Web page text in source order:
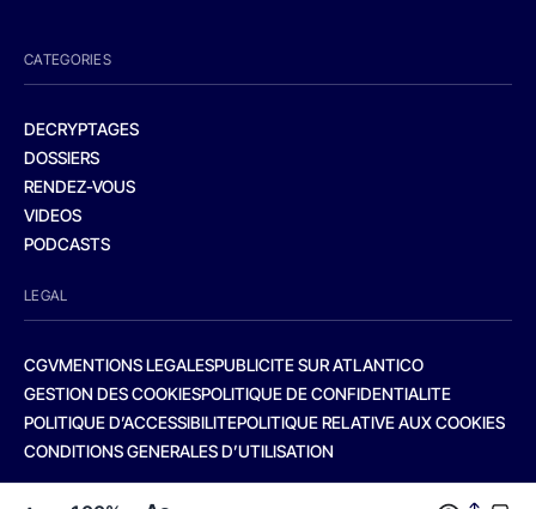
CATEGORIES
DECRYPTAGES
DOSSIERS
RENDEZ-VOUS
VIDEOS
PODCASTS
LEGAL
CGVMENTIONS LEGALESPUBLICITE SUR ATLANTICO
GESTION DES COOKIESPOLITIQUE DE CONFIDENTIALITE
POLITIQUE D’ACCESSIBILITEPOLITIQUE RELATIVE AUX COOKIES
CONDITIONS GENERALES D’UTILISATION